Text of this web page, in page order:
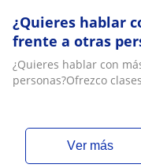
¿Quieres hablar
frente a otras
oratoria y
¿Quieres hablar con
personas?Ofrezco
ver más